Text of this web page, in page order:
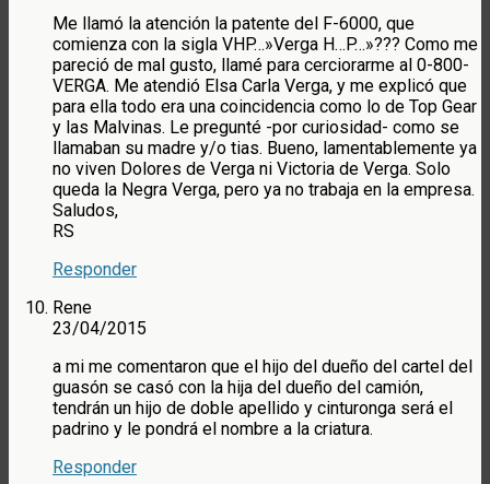
Me llamó la atención la patente del F-6000, que
comienza con la sigla VHP…»Verga H…P…»??? Como me
pareció de mal gusto, llamé para cerciorarme al 0-800-
VERGA. Me atendió Elsa Carla Verga, y me explicó que
para ella todo era una coincidencia como lo de Top Gear
y las Malvinas. Le pregunté -por curiosidad- como se
llamaban su madre y/o tias. Bueno, lamentablemente ya
no viven Dolores de Verga ni Victoria de Verga. Solo
queda la Negra Verga, pero ya no trabaja en la empresa.
Saludos,
RS
Responder
Rene
23/04/2015
a mi me comentaron que el hijo del dueño del cartel del
guasón se casó con la hija del dueño del camión,
tendrán un hijo de doble apellido y cinturonga será el
padrino y le pondrá el nombre a la criatura.
Responder